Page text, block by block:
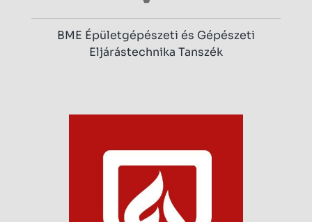
BME Épületgépészeti és Gépészeti
Eljárástechnika Tanszék